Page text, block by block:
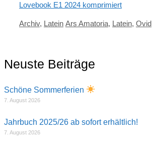
Lovebook E1 2024 komprimiert
Kategorien
Archiv, Latein Schlagwörter
Ars Amatoria, Latein, Ovid
Neuste Beiträge
Schöne Sommerferien
7. August 2026
Jahrbuch 2025/26 ab sofort erhältlich!
7. August 2026